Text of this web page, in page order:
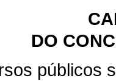
DO
públicos